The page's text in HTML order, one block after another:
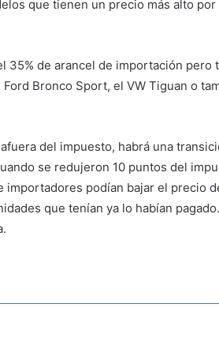
que tienen un precio más alto por
35% de arancel de importación pero
Bronco Sport, el VW Tiguan o
del impuesto, habrá una
se redujeron 10 puntos del
podían bajar el precio
que tenían ya lo habían